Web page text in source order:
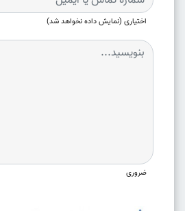
اختیاری (نمایش داده نخواهد شد)
ضروری